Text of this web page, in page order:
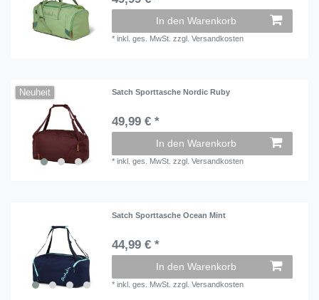
In den Warenkorb
*inkl. ges. MwSt. zzgl.Versandkosten
Neuheit Satch Sporttasche Nordic Ruby
49,99 € *
In den Warenkorb
*inkl. ges. MwSt. zzgl.Versandkosten
Satch Sporttasche Ocean Mint
44,99 € *
In den Warenkorb
*inkl. ges. MwSt. zzgl.Versandkosten